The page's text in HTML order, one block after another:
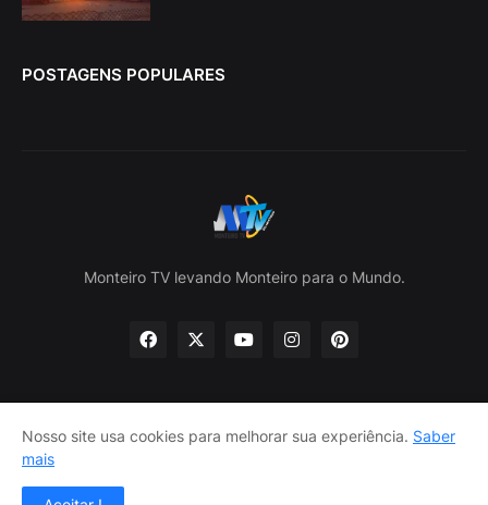
POSTAGENS POPULARES
Monteiro TV levando Monteiro para o Mundo.
Home Sobre nós
política de Privacidade
Nosso site usa cookies para melhorar sua experiência. Saber
mais